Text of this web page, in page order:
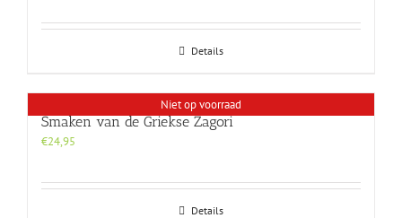
Details
Niet op voorraad
Smaken van de Griekse Zagori
€24,95
Details